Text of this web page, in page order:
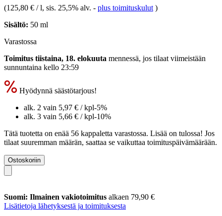
(125,80 € / l, sis. 25,5% alv. - plus toimituskulut )
Sisältö: 50 ml
Varastossa
Toimitus tiistaina, 18. elokuuta mennessä, jos tilaat viimeistään
sunnuntaina kello 23:59
Hyödynnä säästötarjous!
alk. 2 vain 5,97 € / kpl-5%
alk. 3 vain 5,66 € / kpl-10%
Tätä tuotetta on enää 56 kappaletta varastossa. Lisää on tulossa! Jos
tilaat suuremman määrän, saattaa se vaikuttaa toimituspäivämäärään.
Ostoskoriin
Suomi: Ilmainen vakiotoimitus alkaen 79,90 €
Lisätietoja lähetyksestä ja toimituksesta